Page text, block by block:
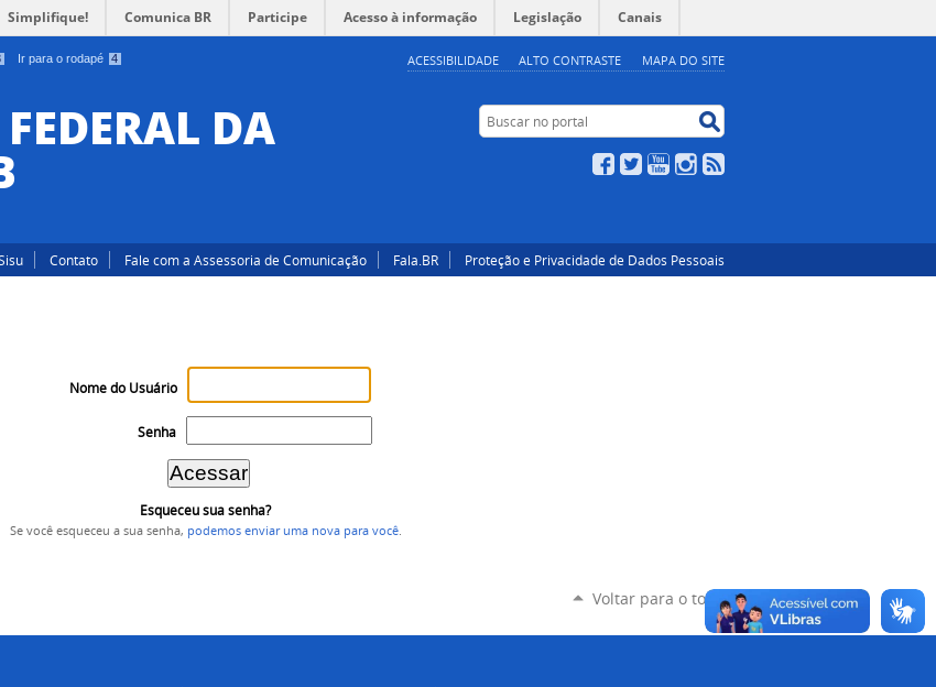
Ir para o rodapé 4 ACESSIBILIDADE ALTO CONTRASTE MAPA DO SITE
Simplifique! Comunica BR Participe Acesso à informação Legislação Canais
DA Buscar no portal
Facebook
TwitterYouTubeInstagram
Contato Fale com a Assessoria de Comunicação Fala.BR Proteção e Privacidade de Dados Pessoais
Nome do Usuário
Senha
Esqueceu sua senha?
Se você esqueceu a sua senha, podemos enviar uma nova para você.
Voltar para o topo